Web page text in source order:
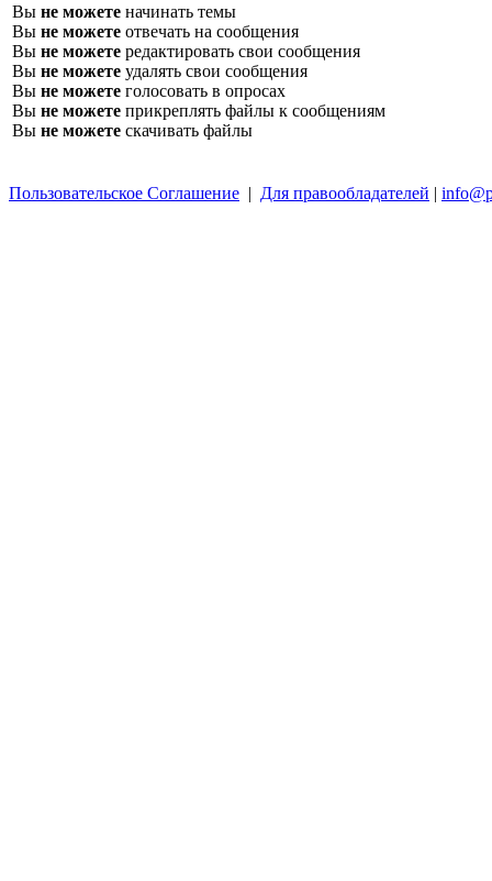
Вы не можете начинать темы
Вы не можете отвечать на сообщения
Вы не можете редактировать свои сообщения
Вы не можете удалять свои сообщения
Вы не можете голосовать в опросах
Вы не можете прикреплять файлы к сообщениям
Вы не можете скачивать файлы
Пользовательское Соглашение | Для правообладателей |